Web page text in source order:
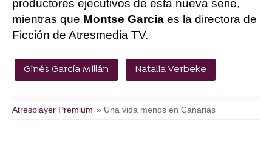
productores ejecutivos de esta nueva serie,
mientras que Montse García es la directora de
Ficción de Atresmedia TV.
Ginés García Millán Natalia Verbeke
Atresplayer Premium » Una vida menos en Canarias